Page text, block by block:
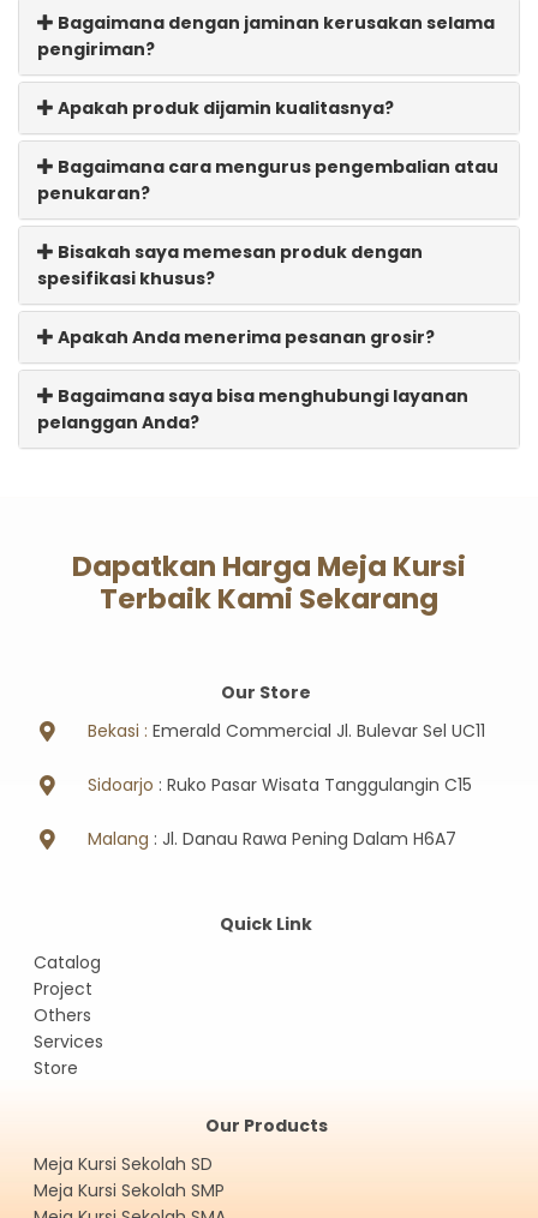
Bagaimana dengan jaminan kerusakan selama
pengiriman?
Apakah produk dijamin kualitasnya?
Bagaimana cara mengurus pengembalian atau
penukaran?
Bisakah saya memesan produk dengan
spesifikasi khusus?
Apakah Anda menerima pesanan grosir?
Bagaimana saya bisa menghubungi layanan
pelanggan Anda?
Dapatkan Harga Meja Kursi
Terbaik Kami Sekarang
Our Store
Bekasi : Emerald Commercial Jl. Bulevar Sel UC11
Sidoarjo : Ruko Pasar Wisata Tanggulangin C15
Malang : Jl. Danau Rawa Pening Dalam H6A7
Quick Link
Catalog
Project
Others
Services
Store
Our Products
Meja Kursi Sekolah SD
Meja Kursi Sekolah SMP